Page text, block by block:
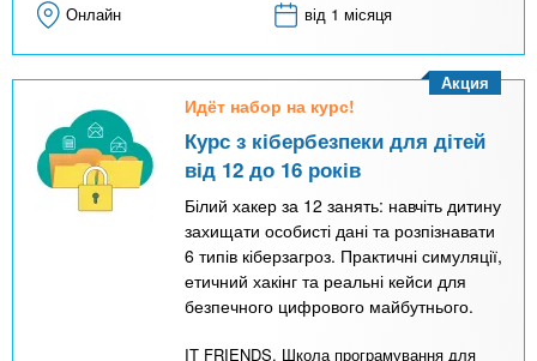
Онлайн від 1 місяця
Идёт набор на курс!
Курс з кібербезпеки для дітей
від 12 до 16 років
Білий хакер за 12 занять: навчіть дитину
захищати особисті дані та розпізнавати
6 типів кіберзагроз. Практичні симуляції,
етичний хакінг та реальні кейси для
безпечного цифрового майбутнього.
IT FRIENDS. Школа програмування для
Акция